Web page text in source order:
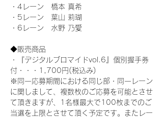
・4レーン　橋本 真希
・5レーン　葉山 莉瑚
・6レーン　水野 乃愛
◆販売商品
・『デジタルブロマイドvol.6』個別握手券
付・・・1,700円(税込み)
※同一応募期間における同じ部・同一レーン
に関しまして、複数枚のご応募を可能とさせ
て頂きますが、1名様最大で100枚までのご
当選を上限とさせて頂く予定です。またレー